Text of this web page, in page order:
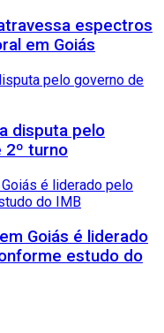
espectros
em Goiás
disputa pelo
2º turno
Goiás é liderado
estudo do